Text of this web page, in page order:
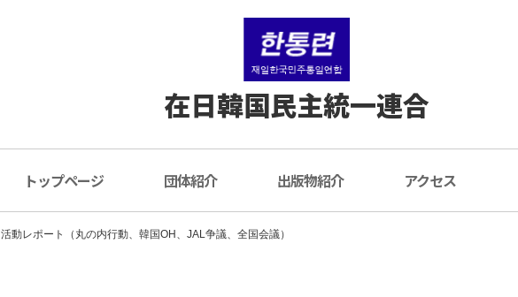
在日韓国民主統一連合
トップページ 団体紹介 出版物紹介 アクセス
活動レポート（丸の内行動、韓国OH、JAL争議、全国会議）